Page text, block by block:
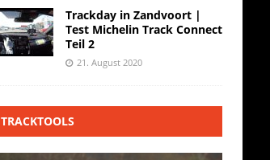
Trackday in Zandvoort |
Test Michelin Track Connect
Teil 2
21. August 2020
TRACKTOOLS